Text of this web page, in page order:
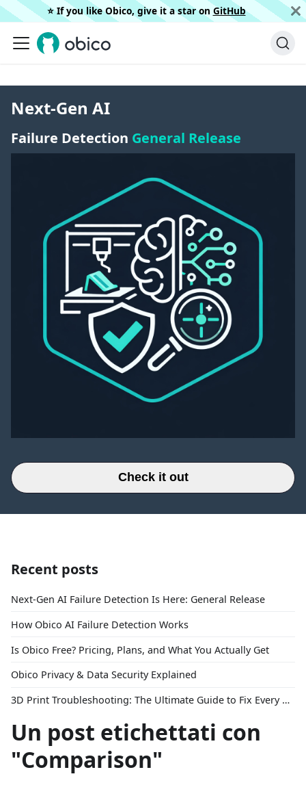
⭐️ If you like Obico, give it a star on GitHub
Next-Gen AI
Failure Detection General Release
Check it out
Recent posts
Next-Gen AI Failure Detection Is Here: General Release
How Obico AI Failure Detection Works
Is Obico Free? Pricing, Plans, and What You Actually Get
Obico Privacy & Data Security Explained
3D Print Troubleshooting: The Ultimate Guide to Fix Every Common Problem [2026]
Un post etichettati con
"Comparison"